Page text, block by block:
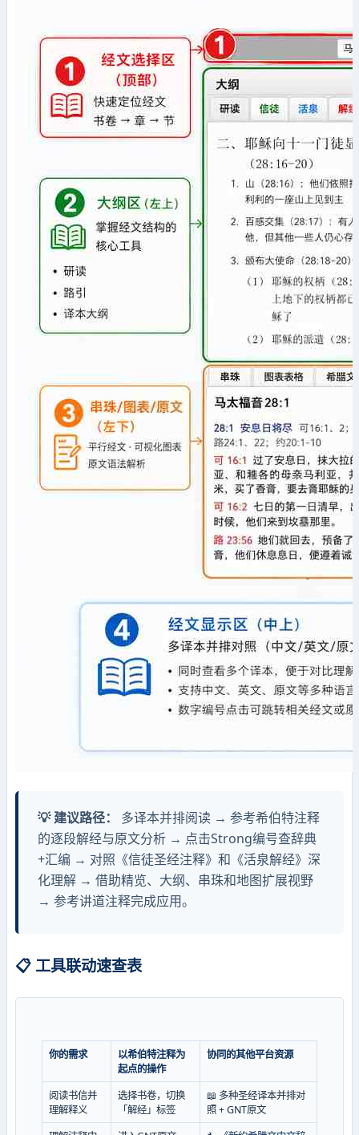
💡 建议路径：
多译本并排阅读 → 参考希伯特注释
的逐段解经与原文分析 → 点击Strong编号查辞典
+汇编 → 对照《信徒圣经注释》和《活泉解经》深
化理解 → 借助精览、大纲、串珠和地图扩展视野
→ 参考讲道注释完成应用。
📋 工具联动速查表
你的需求
以希伯特注释为
起点的操作
协同的其他平台资源
阅读书信并
理解释义
选择书卷，切换
「解经」标签
📖 多种圣经译本并排对
照 + GNT原文